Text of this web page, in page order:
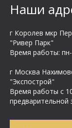
Наши
г Королев мкр
"Ривер Парк"
Время работы:
г Москва
"Экспострой"
Время работы с
предварительной